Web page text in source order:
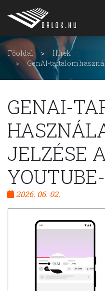
Főoldal
Hírek
GenAI-tartalom
GENAI-
JELZÉSE
2026. 06. 02.